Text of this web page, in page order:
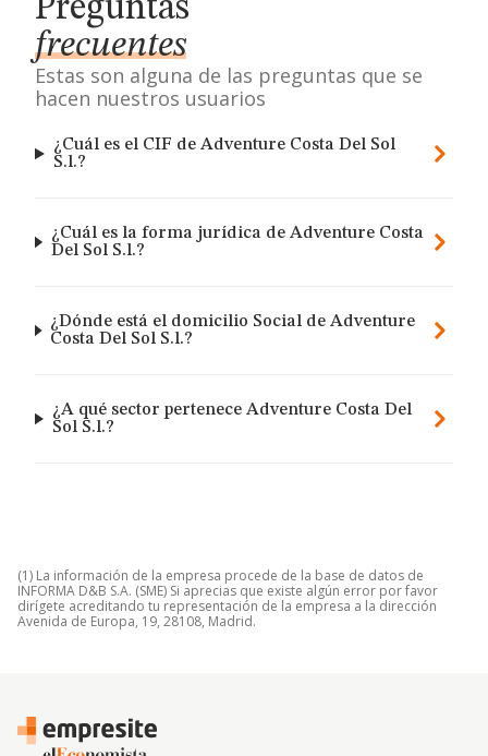
Preguntas
frecuentes
Estas son alguna de las preguntas que se
hacen nuestros usuarios
¿Cuál es el CIF de Adventure Costa Del Sol
S.l.?
¿Cuál es la forma jurídica de Adventure Costa
Del Sol S.l.?
¿Dónde está el domicilio Social de Adventure
Costa Del Sol S.l.?
¿A qué sector pertenece Adventure Costa Del
Sol S.l.?
(1) La información de la empresa procede de la base de datos de
INFORMA D&B S.A. (SME) Si aprecias que existe algún error por favor
dirígete acreditando tu representación de la empresa a la dirección
Avenida de Europa, 19, 28108, Madrid.